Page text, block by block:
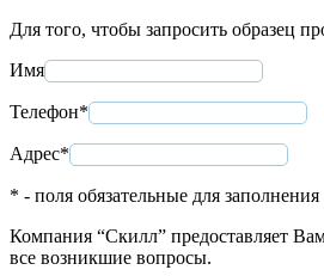
Для того, чтобы запросить образец
Имя
Телефон*
Адрес*
* - поля обязательные для заполнения
Компания “Скилл” предоставляет
все возникшие вопросы.